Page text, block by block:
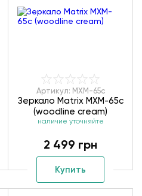
Артикул: MXM-65с
Зеркало Matrix MXM-65с
(woodline cream)
наличие уточняйте
2 499 грн
Купить